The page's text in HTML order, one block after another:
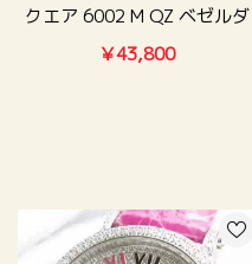
クエア 6002 M QZ ベゼルダ
￥43,800